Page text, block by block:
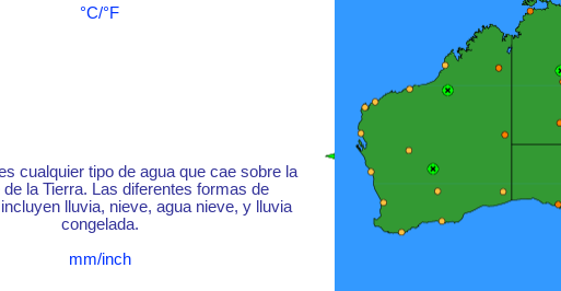
°C/°F
cualquier tipo de agua que cae sobre la
la Tierra. Las diferentes formas de
lluvia, nieve, agua nieve, y lluvia
congelada.
mm/inch